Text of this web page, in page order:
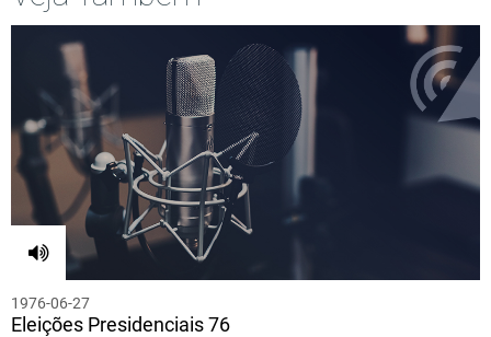
1976-06-27
Eleições Presidenciais 76